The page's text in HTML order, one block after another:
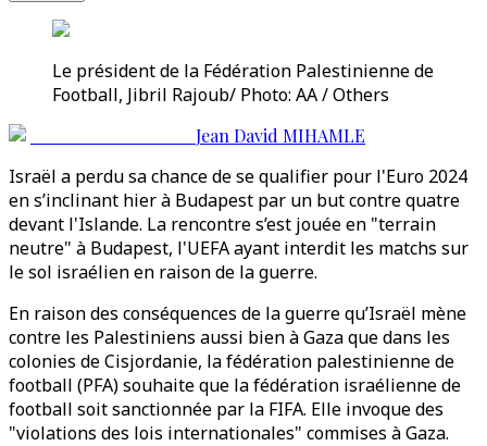
Le président de la Fédération Palestinienne de
Football, Jibril Rajoub/ Photo: AA / Others
Jean David MIHAMLE
Israël a perdu sa chance de se qualifier pour l'Euro 2024
en s’inclinant hier à Budapest par un but contre quatre
devant l'Islande. La rencontre s’est jouée en "terrain
neutre" à Budapest, l'UEFA ayant interdit les matchs sur
le sol israélien en raison de la guerre.
En raison des conséquences de la guerre qu’Israël mène
contre les Palestiniens aussi bien à Gaza que dans les
colonies de Cisjordanie, la fédération palestinienne de
football (PFA) souhaite que la fédération israélienne de
football soit sanctionnée par la FIFA. Elle invoque des
"violations des lois internationales" commises à Gaza.